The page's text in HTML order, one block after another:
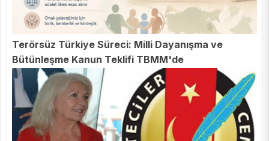
Terörsüz Türkiye Süreci: Milli Dayanışma ve
Bütünleşme Kanun Teklifi TBMM'de